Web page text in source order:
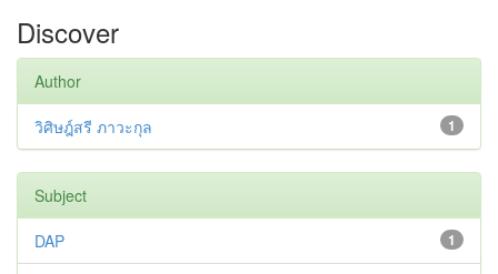
Discover
Author
1
วิศิษฎ์สรี ภาวะกุล
Subject
1
DAP